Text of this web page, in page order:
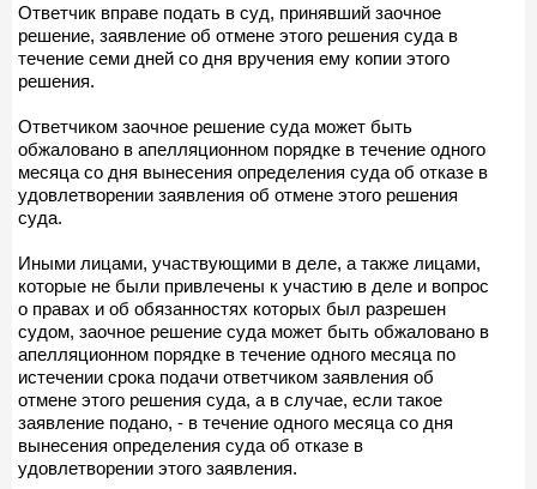
Ответчик вправе подать в суд, принявший заочное
решение, заявление об отмене этого решения суда в
течение семи дней со дня вручения ему копии этого
решения.
Ответчиком заочное решение суда может быть
обжаловано в апелляционном порядке в течение одного
месяца со дня вынесения определения суда об отказе в
удовлетворении заявления об отмене этого решения
суда.
Иными лицами, участвующими в деле, а также лицами,
которые не были привлечены к участию в деле и вопрос
о правах и об обязанностях которых был разрешен
судом, заочное решение суда может быть обжаловано в
апелляционном порядке в течение одного месяца по
истечении срока подачи ответчиком заявления об
отмене этого решения суда, а в случае, если такое
заявление подано, - в течение одного месяца со дня
вынесения определения суда об отказе в
удовлетворении этого заявления.